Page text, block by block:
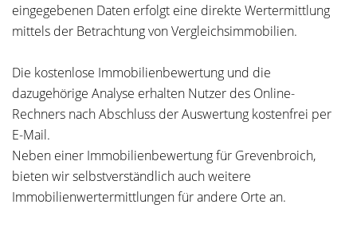
eingegebenen Daten erfolgt eine direkte Wertermittlung
mittels der Betrachtung von Vergleichsimmobilien.
Die kostenlose Immobilienbewertung und die
dazugehörige Analyse erhalten Nutzer des Online-
Rechners nach Abschluss der Auswertung kostenfrei per
E-Mail.
Neben einer Immobilienbewertung für Grevenbroich,
bieten wir selbstverständlich auch weitere
Immobilienwertermittlungen für andere Orte an.